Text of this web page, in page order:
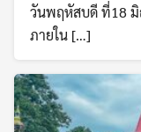
วันพฤหัสบดี ที่18 มิ
ภายใน […]